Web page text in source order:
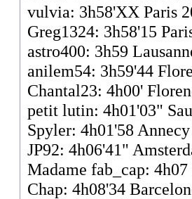
vulvia: 3h58'XX Paris
Greg1324: 3h58'15
astro400: 3h59
anilem54: 3h59'44
Chantal23: 4h00'
petit lutin: 4h01'03"
Spyler: 4h01'58
JP92: 4h06'41"
Madame fab_cap:
Chap: 4h08'34